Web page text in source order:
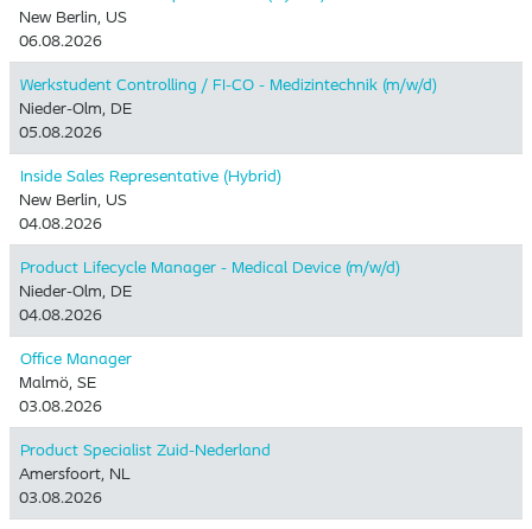
New Berlin, US
06.08.2026
Werkstudent Controlling / FI-CO - Medizintechnik (m/w/d)
Nieder-Olm, DE
05.08.2026
Inside Sales Representative (Hybrid) ​
New Berlin, US
04.08.2026
Product Lifecycle Manager - Medical Device (m/w/d)
Nieder-Olm, DE
04.08.2026
Office Manager
Malmö, SE
03.08.2026
Product Specialist Zuid-Nederland
Amersfoort, NL
03.08.2026